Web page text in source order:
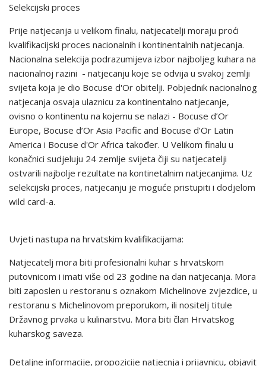
Selekcijski proces
Prije natjecanja u velikom finalu, natjecatelji moraju proći
kvalifikacijski proces nacionalnih i kontinentalnih natjecanja.
Nacionalna selekcija podrazumijeva izbor najboljeg kuhara na
nacionalnoj razini - natjecanju koje se odvija u svakoj zemlji
svijeta koja je dio Bocuse d'Or obitelji. Pobjednik nacionalnog
natjecanja osvaja ulaznicu za kontinentalno natjecanje,
ovisno o kontinentu na kojemu se nalazi - Bocuse d’Or
Europe, Bocuse d’Or Asia Pacific and Bocuse d’Or Latin
America i Bocuse d'Or Africa također. U Velikom finalu u
konačnici sudjeluju 24 zemlje svijeta čiji su natjecatelji
ostvarili najbolje rezultate na kontinetalnim natjecanjima. Uz
selekcijski proces, natjecanju je moguće pristupiti i dodjelom
wild card-a.
Uvjeti nastupa na hrvatskim kvalifikacijama:
Natjecatelj mora biti profesionalni kuhar s hrvatskom
putovnicom i imati više od 23 godine na dan natjecanja. Mora
biti zaposlen u restoranu s oznakom Michelinove zvjezdice, u
restoranu s Michelinovom preporukom, ili nositelj titule
Državnog prvaka u kulinarstvu. Mora biti član Hrvatskog
kuharskog saveza.
Detaljne informacije, propozicije natjecnja i prijavnicu, objavit